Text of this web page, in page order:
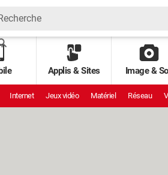
Applis & Sites Image &
Internet Jeux vidéo Matériel Réseau